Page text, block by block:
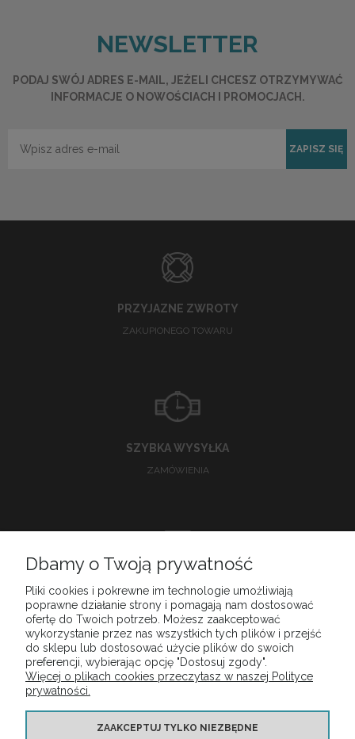
NEWSLETTER
PODAJ SWÓJ ADRES E-MAIL, JEŻELI CHCESZ OTRZYMYWAĆ
INFORMACJE O NOWOŚCIACH I PROMOCJACH.
ZAPISZ SIĘ
PRZYJAZNE ZWROTY
ZAKUPIONEGO TOWARU
SZYBKA WYSYŁKA
ZAMÓWIENIA
DOSKONAŁA
OBSŁUGA KLIENTA
MOJE KONTO
PŁATNOŚCI I DOSTAWA
Dbamy o Twoją prywatność
Pliki cookies i pokrewne im technologie umożliwiają
poprawne działanie strony i pomagają nam dostosować
ofertę do Twoich potrzeb. Możesz zaakceptować
wykorzystanie przez nas wszystkich tych plików i przejść
do sklepu lub dostosować użycie plików do swoich
preferencji, wybierając opcję "Dostosuj zgody".
Więcej o plikach cookies przeczytasz w naszej Polityce
prywatności.
ZAAKCEPTUJ TYLKO NIEZBĘDNE